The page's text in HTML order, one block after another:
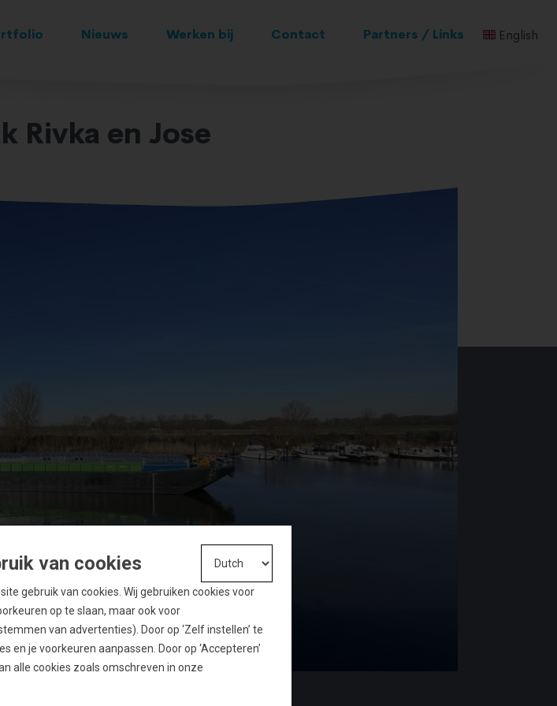
Nieuws Werken bij Contact Partners / Links English
Rivka en Jose
van cookies
gebruik van cookies. Wij gebruiken cookies voor
op te slaan, maar ook voor
van advertenties). Door op ‘Zelf instellen’ te
en je voorkeuren aanpassen. Door op ‘Accepteren’
alle cookies zoals omschreven in onze